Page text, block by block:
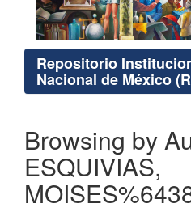
Repositorio
Nacional de México
Browsing by
ESQUIVIAS,